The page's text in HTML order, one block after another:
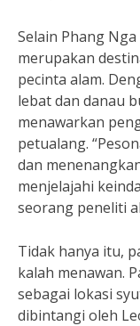
Selain Phang
merupakan
pecinta alam.
lebat dan danau
menawarkan
petualang.
dan
menjelajahi
seorang peneliti
Tidak hanya itu,
kalah menawan.
sebagai lokasi
dibintangi oleh